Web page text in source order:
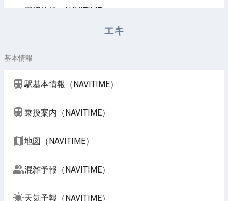
周辺施設（NAVITIME）
エキ
基本情報
駅基本情報（NAVITIME）
乗換案内（NAVITIME）
地図（NAVITIME）
混雑予報（NAVITIME）
天気予報（NAVITIME）